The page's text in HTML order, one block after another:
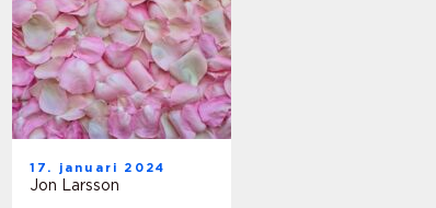
17. januari 2024
Jon Larsson